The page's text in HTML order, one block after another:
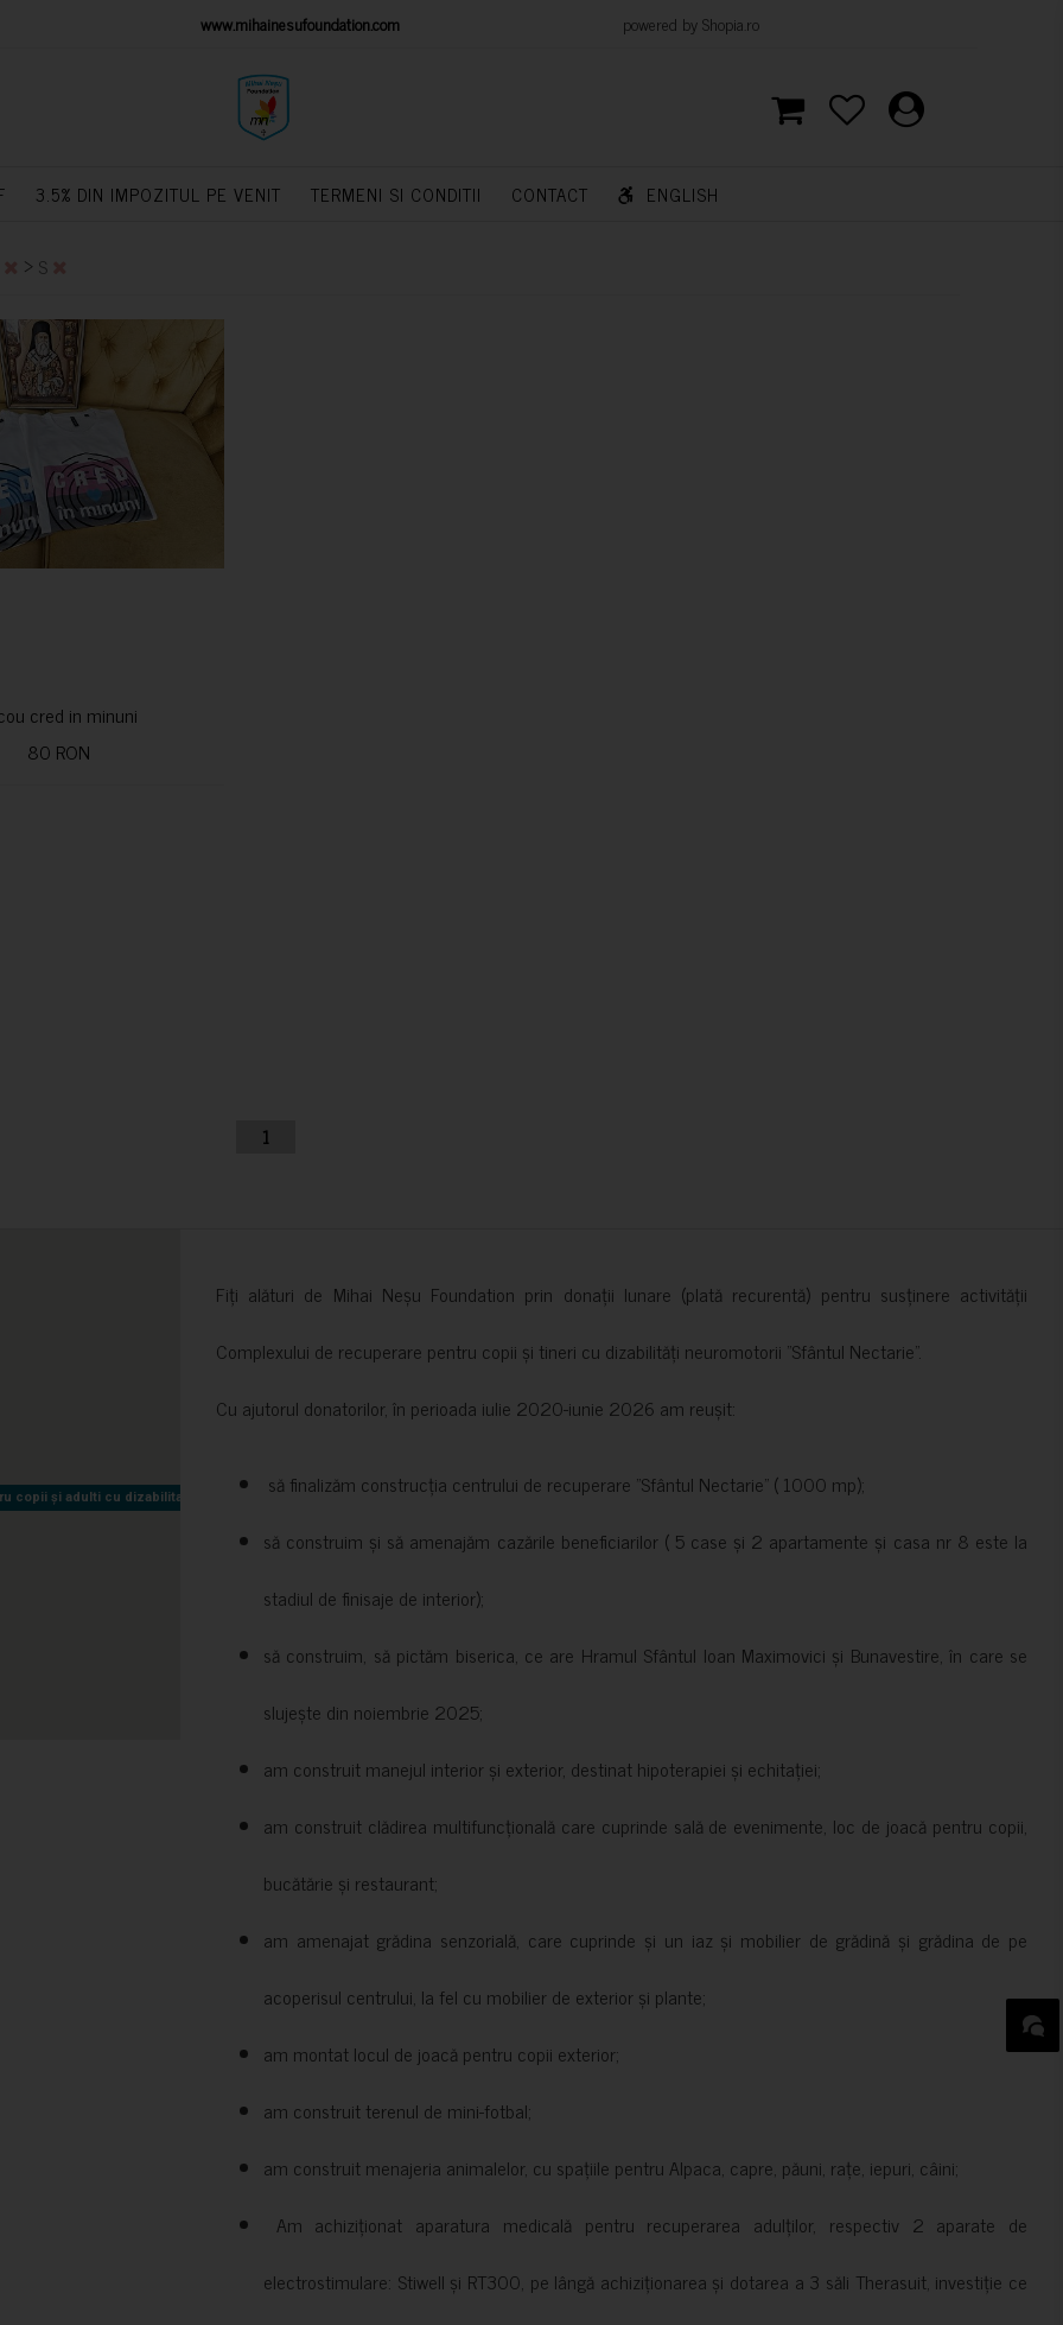
PLATFORM www.mihainesufoundation.com powered by Shopia.ro
3.5% DIN IMPOZITUL PE VENIT TERMENI SI CONDITII CONTACT ENGLISH
> S
cred in minuni
80 RON
CUMPARA
1
copii și adulti cu dizabilitati neuromotorii Sfântul Nectarie
copii și adulti cu dizabilitati neuromotorii Sfântul Nectarie
Fiți alături de Mihai Neșu Foundation prin donații lunare (plată recurentă) pentru susținere activității
Complexului de recuperare pentru copii și tineri cu dizabilități neuromotorii ”Sfântul Nectarie”.
Cu ajutorul donatorilor, în perioada iulie 2020-iunie 2026 am reușit:
să finalizăm construcția centrului de recuperare ”Sfântul Nectarie” ( 1000 mp);
să construim și să amenajăm cazările beneficiarilor ( 5 case și 2 apartamente și casa nr 8 este la
stadiul de finisaje de interior);
să construim, să pictăm biserica, ce are Hramul Sfântul Ioan Maximovici și Bunavestire, în care se
slujește din noiembrie 2025;
am construit manejul interior și exterior, destinat hipoterapiei și echitației;
am construit clădirea multifuncțională care cuprinde sală de evenimente, loc de joacă pentru copii,
bucătărie și restaurant;
am amenajat grădina senzorială, care cuprinde și un iaz și mobilier de grădină și grădina de pe
acoperisul centrului, la fel cu mobilier de exterior și plante;
am montat locul de joacă pentru copii exterior;
am construit terenul de mini-fotbal;
am construit menajeria animalelor, cu spațiile pentru Alpaca, capre, păuni, rațe, iepuri, câini;
Am achiziționat aparatura medicală pentru recuperarea adulților, respectiv 2 aparate de
electrostimulare: Stiwell și RT300, pe lângă achiziționarea și dotarea a 3 săli Therasuit, investiție ce